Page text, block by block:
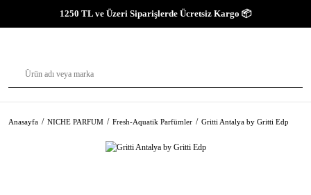
1250 TL ve Üzeri Siparişlerde Ücretsiz Kargo 📦
Anasayfa NICHE PARFUM Fresh-Aquatik Parfümler Gritti Antalya by Gritti Edp